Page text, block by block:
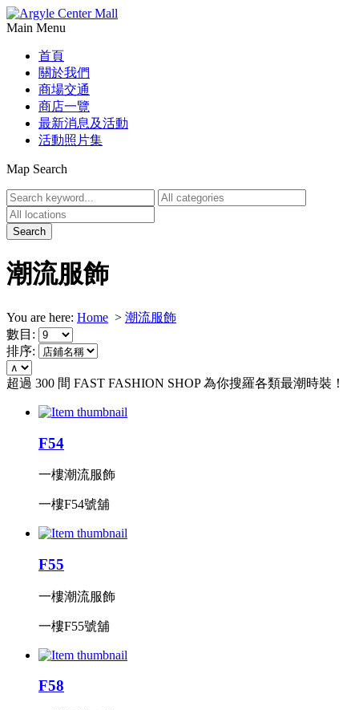
Main Menu
首頁
關於我們
商場交通
商店一覽
最新消息及活動
活動照片集
Map Search
潮流服飾
You are here: Home > 潮流服飾
數目:
排序:
超過 300 間 FAST FASHION SHOP 為你搜羅各類最潮時裝！
F54
一樓潮流服飾
一樓F54號舖
F55
一樓潮流服飾
一樓F55號舖
F58